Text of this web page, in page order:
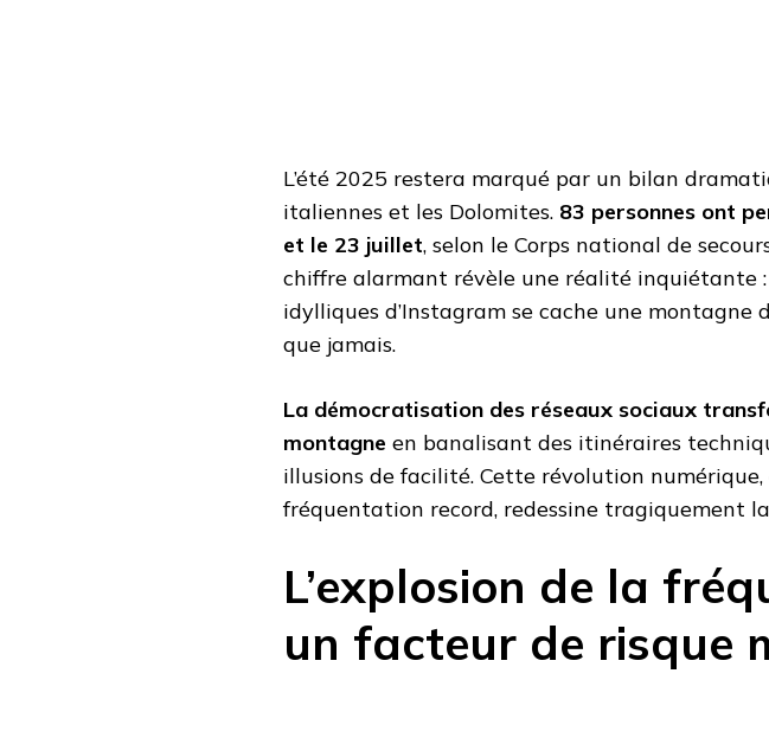
L’été 2025 restera marqué par un bilan
italiennes et les Dolomites. 83 personnes ont
et le 23 juillet, selon le Corps national de
chiffre alarmant révèle une réalité inquiétante
idylliques d’Instagram se cache une montagne
que jamais.
La démocratisation des réseaux sociaux
montagne en banalisant des itinéraires
illusions de facilité. Cette révolution numérique,
fréquentation record, redessine tragiquement
L’explosion de la
un facteur de risque